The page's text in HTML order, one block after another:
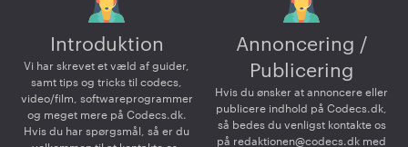
Introduktion
Vi har skrevet et væld af guider,
samt tips og tricks til codecs,
video/film, softwareprogrammer
og meget mere på Codecs.dk.
Hvis du har spørgsmål, så er du
Annoncering /
Publicering
Hvis du ønsker at annoncere eller
publicere indhold på Codecs.dk,
så bedes du venligst kontakte os
på redaktionen@codecs.dk med